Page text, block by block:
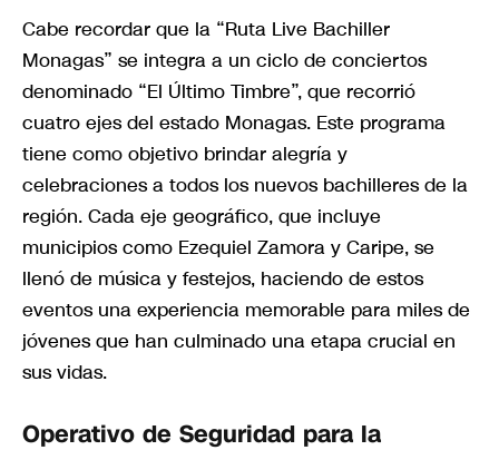
Cabe recordar que la “Ruta Live Bachiller
Monagas” se integra a un ciclo de conciertos
denominado “El Último Timbre”, que recorrió
cuatro ejes del estado Monagas. Este programa
tiene como objetivo brindar alegría y
celebraciones a todos los nuevos bachilleres de la
región. Cada eje geográfico, que incluye
municipios como Ezequiel Zamora y Caripe, se
llenó de música y festejos, haciendo de estos
eventos una experiencia memorable para miles de
jóvenes que han culminado una etapa crucial en
sus vidas.
Operativo de Seguridad para la